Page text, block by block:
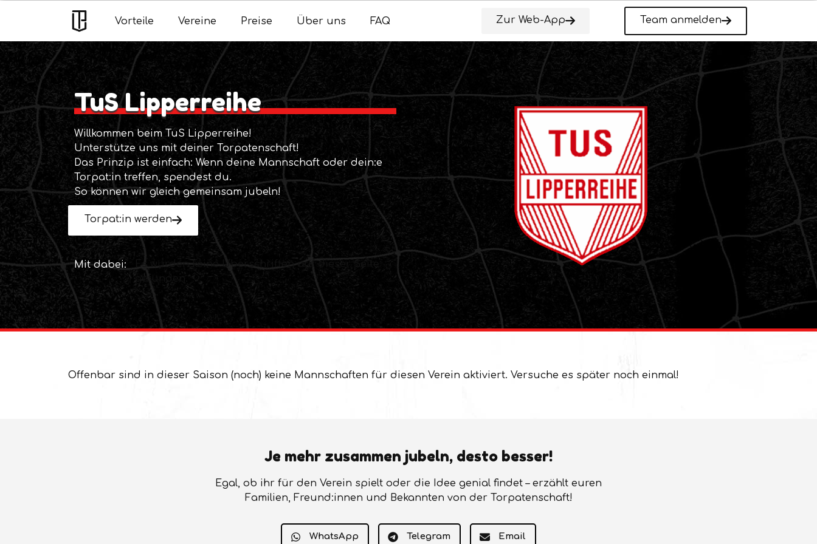
Vorteile Vereine Preise Über uns FAQ Zur Web-App Team anmelden
TuS Lipperreihe
Willkommen beim TuS Lipperreihe!
Unterstütze uns mit deiner Torpatenschaft!
Das Prinzip ist einfach: Wenn deine Mannschaft oder dein:e
Torpat:in treffen, spendest du.
So können wir gleich gemeinsam jubeln!
Torpat:in werden
Mit dabei:
Es wurden keine Überschriften auf dieser Seite
gefunden.
Offenbar sind in dieser Saison (noch) keine Mannschaften für diesen Verein aktiviert. Versuche es später noch einmal!
Je mehr zusammen jubeln, desto besser!
Egal, ob ihr für den Verein spielt oder die Idee genial findet – erzählt euren
Familien, Freund:innen und Bekannten von der Torpatenschaft!
WhatsApp Telegram Email